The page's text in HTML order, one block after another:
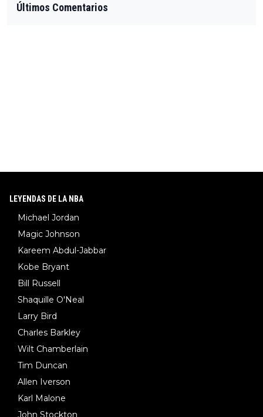
Últimos Comentarios
LEYENDAS DE LA NBA
Michael Jordan
Magic Johnson
Kareem Abdul-Jabbar
Kobe Bryant
Bill Russell
Shaquille O'Neal
Larry Bird
Charles Barkley
Wilt Chamberlain
Tim Duncan
Allen Iverson
Karl Malone
John Stockton